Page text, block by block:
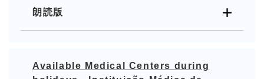
朗読版
Available Medical Centers during